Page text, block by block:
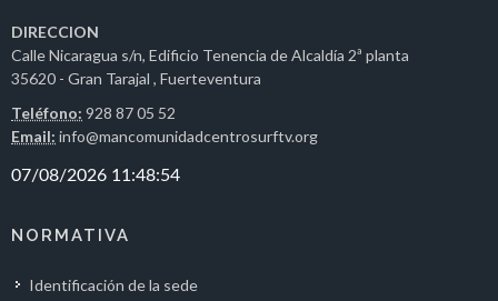
DIRECCION
Calle Nicaragua s/n, Edificio Tenencia de Alcaldía 2ª planta
35620 - Gran Tarajal , Fuerteventura
Teléfono: 928 87 05 52
Email: info@mancomunidadcentrosurftv.org
NORMATIVA
Identificación de la sede